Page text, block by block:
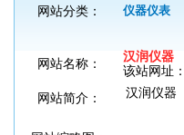
网站分类： 仪器仪表
网站名称：
汉润仪器
该站网址：
网站简介：
汉润仪器